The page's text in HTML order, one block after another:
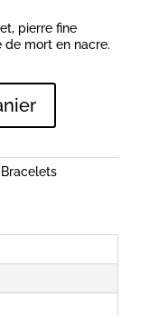
pierre fine
de mort en nacre.
Bracelets